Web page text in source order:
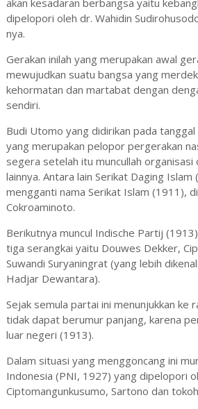
akan kesadaran berbangsa yaitu
dipelopori oleh dr. Wahidin
nya.
Gerakan inilah yang merupakan awal
mewujudkan suatu bangsa yang
kehormatan dan martabat dengan
sendiri.
Budi Utomo yang didirikan pada
yang merupakan pelopor pergerakan
segera setelah itu muncullah
lainnya. Antara lain Serikat Daging Islam
mengganti nama Serikat Islam (1911),
Cokroaminoto.
Berikutnya muncul Indische Partij
tiga serangkai yaitu Douwes Dekker,
Suwandi Suryaningrat (yang lebih
Hadjar Dewantara).
Sejak semula partai ini menunjukkan ke
tidak dapat berumur panjang, karena
luar negeri (1913).
Dalam situasi yang menggoncang ini
Indonesia (PNI, 1927) yang dipelopori
Ciptomangunkusumo, Sartono dan